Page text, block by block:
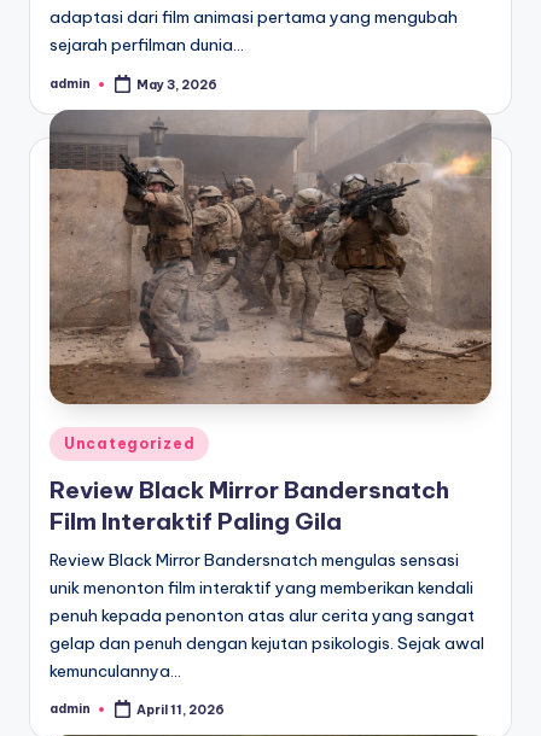
adaptasi dari film animasi pertama yang mengubah
sejarah perfilman dunia…
Posted
admin May 3, 2026
Posted
in
Uncategorized
Review Black Mirror Bandersnatch
Film Interaktif Paling Gila
Review Black Mirror Bandersnatch mengulas sensasi
unik menonton film interaktif yang memberikan kendali
penuh kepada penonton atas alur cerita yang sangat
gelap dan penuh dengan kejutan psikologis. Sejak awal
kemunculannya…
Posted
admin April 11, 2026